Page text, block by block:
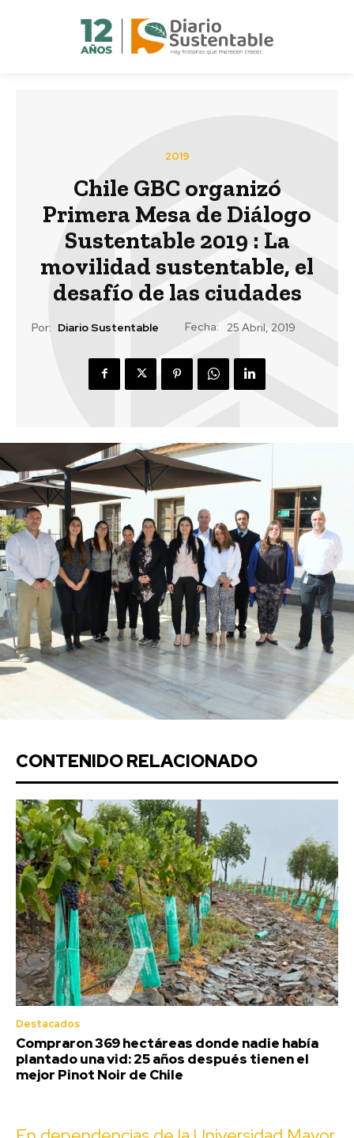
2019
Chile GBC organizó
Primera Mesa de Diálogo
Sustentable 2019 : La
movilidad sustentable, el
desafío de las ciudades
Por: Diario Sustentable Fecha: 25 Abril, 2019
CONTENIDO RELACIONADO
Destacados
Compraron 369 hectáreas donde nadie había
plantado una vid: 25 años después tienen el
mejor Pinot Noir de Chile